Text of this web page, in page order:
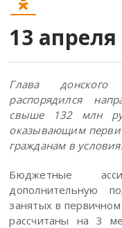
13 апреля
Глава
распорядился
свыше 132 млн
оказывающим
гражданам в
Бюджетные
дополнительную
занятых в
рассчитаны на 3